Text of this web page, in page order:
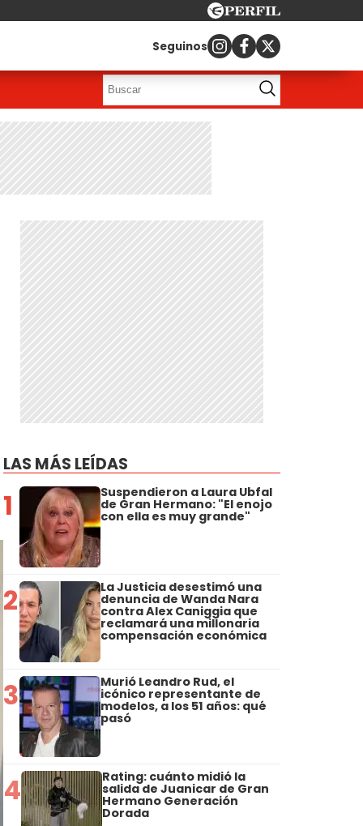
Seguinos
LAS MÁS LEÍDAS
1 Suspendieron a Laura Ubfal
de Gran Hermano: "El enojo
con ella es muy grande"
2 La Justicia desestimó una
denuncia de Wanda Nara
contra Alex Caniggia que
reclamará una millonaria
compensación económica
3 Murió Leandro Rud, el
icónico representante de
modelos, a los 51 años: qué
pasó
4 Rating: cuánto midió la
salida de Juanicar de Gran
Hermano Generación
Dorada